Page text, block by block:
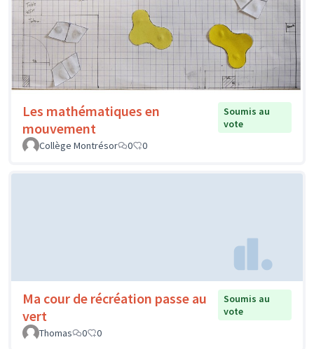
Les mathématiques en
mouvement
Soumis au
vote
Collège Montrésor
0 0
Ma cour de récréation passe au
vert
Soumis au
vote
Thomas
0 0